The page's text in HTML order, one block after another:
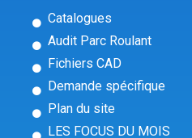
Catalogues
Audit Parc Roulant
Fichiers CAD
Demande spécifique
Plan du site
LES FOCUS DU MOIS